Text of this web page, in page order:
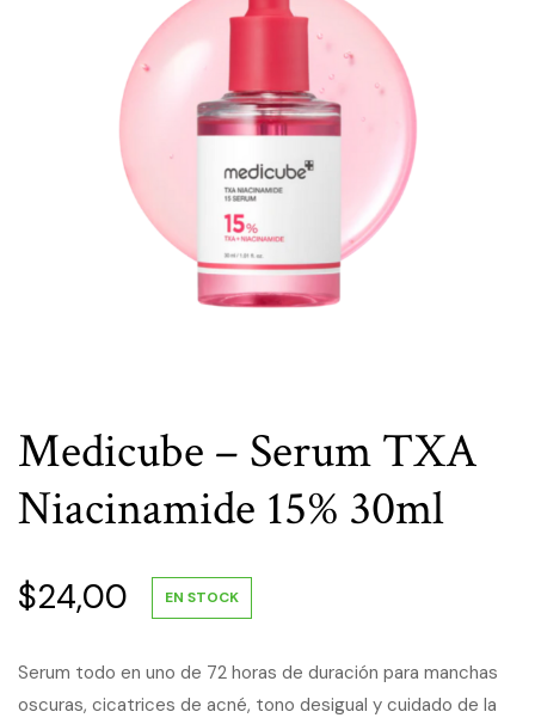
Medicube – Serum TXA
Niacinamide 15% 30ml
$24,00 EN STOCK
Serum todo en uno de 72 horas de duración para manchas
oscuras, cicatrices de acné, tono desigual y cuidado de la